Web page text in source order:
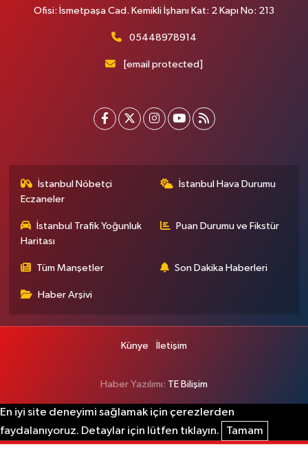
Ofisi: İsmetpaşa Cad. Kemikli İşhanı Kat: 2 Kapı No: 213
05448978914
[email protected]
İstanbul Nöbetçi
Eczaneler
İstanbul Hava Durumu
İstanbul Trafik Yoğunluk
Haritası
Puan Durumu ve Fikstür
Tüm Manşetler Son Dakika Haberleri
Haber Arşivi
Künye İletişim
Haber Yazılımı: TE Bilişim
En iyi site deneyimi sağlamak için çerezlerden
faydalanıyoruz. Detaylar için lütfen tıklayın.
Tamam